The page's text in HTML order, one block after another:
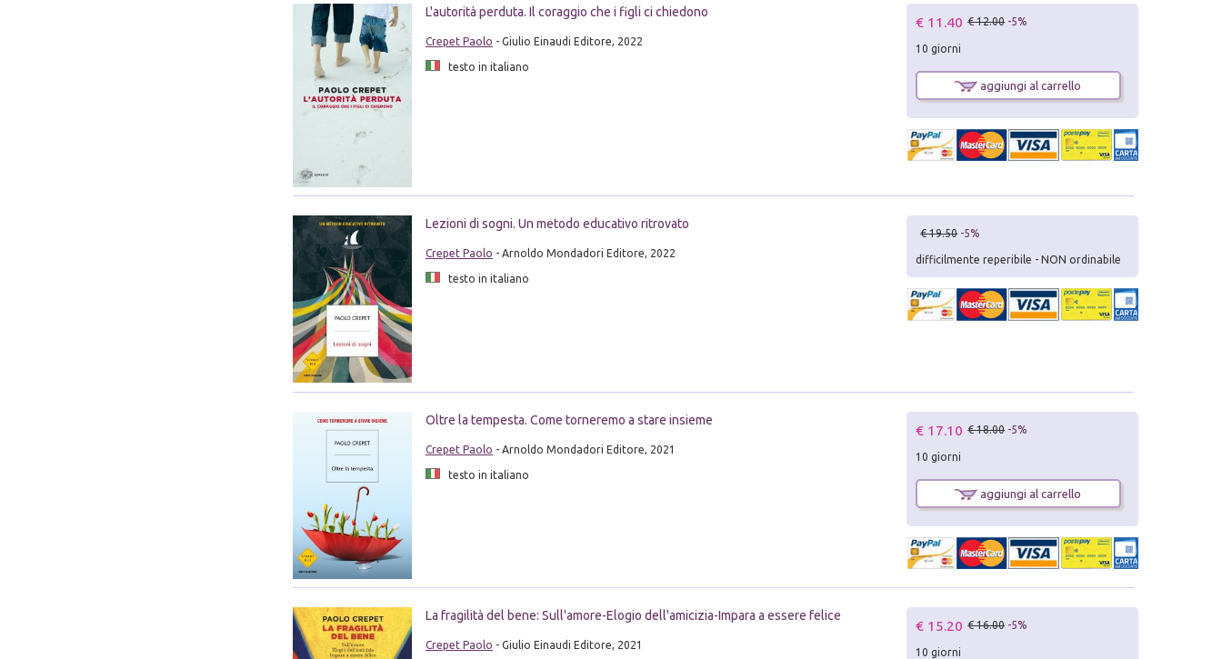
L'autorità perduta. Il coraggio che i figli ci chiedono
Crepet Paolo - Giulio Einaudi Editore, 2022
testo in italiano
€ 11.40 € 12.00 -5%
10 giorni
aggiungi al carrello
Lezioni di sogni. Un metodo educativo ritrovato
Crepet Paolo - Arnoldo Mondadori Editore, 2022
testo in italiano
€ 19.50 -5%
difficilmente reperibile - NON ordinabile
Oltre la tempesta. Come torneremo a stare insieme
Crepet Paolo - Arnoldo Mondadori Editore, 2021
testo in italiano
€ 17.10 € 18.00 -5%
10 giorni
aggiungi al carrello
La fragilità del bene: Sull'amore-Elogio dell'amicizia-Impara a essere felice
Crepet Paolo - Giulio Einaudi Editore, 2021
€ 15.20 € 16.00 -5%
10 giorni